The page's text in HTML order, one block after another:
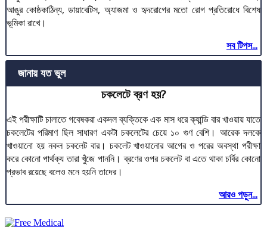
আঙুর কোষ্ঠকাঠিন্য, ডায়াবেটিস, অ্যাজমা ও হৃদরোগের মতো রোগ প্রতিরোধে বিশেষ
ভূমিকা রাখে।
সব টিপস...
জানায় যত ভুল
চকলেটে ব্রণ হয়?
এই পরীক্ষাটি চালাতে গবেষকরা একদল ব্যক্তিকে এক মাস ধরে ক্যান্ডি বার খাওয়ায় যাতে
চকলেটের পরিমাণ ছিল সাধারণ একটা চকলেটের চেয়ে ১০ গুণ বেশি। আরেক দলকে
খাওয়ানো হয় নকল চকলেট বার। চকলেট খাওয়ানোর আগের ও পরের অবস্থা পরীক্ষা
করে কোনো পার্থক্য তারা খুঁজে পাননি। ব্রণের ওপর চকলেট বা এতে থাকা চর্বির কোনো
প্রভাব রয়েছে বলেও মনে হয়নি তাদের।
আরও পড়ুন...